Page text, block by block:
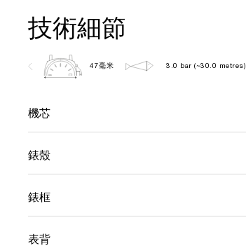
技術細節
47毫米 3.0 bar (~30.0 metres)
機芯
錶殼
錶框
表背